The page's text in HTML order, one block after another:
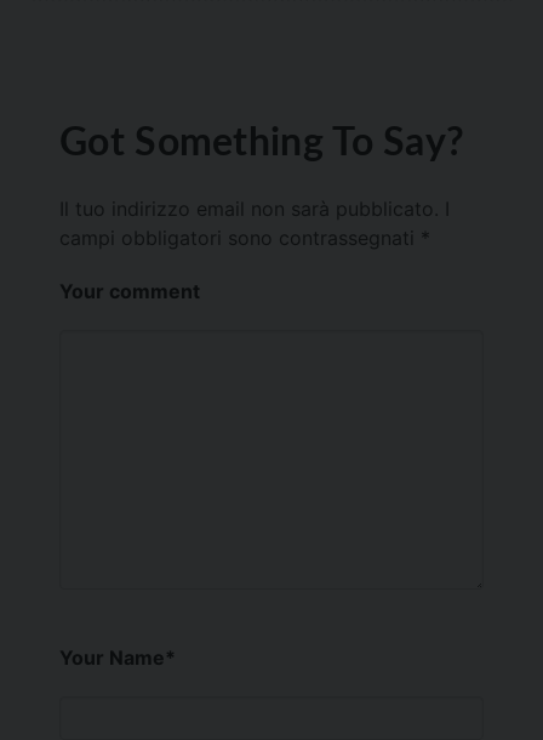
Got Something To Say?
Il tuo indirizzo email non sarà pubblicato.
campi obbligatori sono contrassegnati *
Your comment
Your Name*